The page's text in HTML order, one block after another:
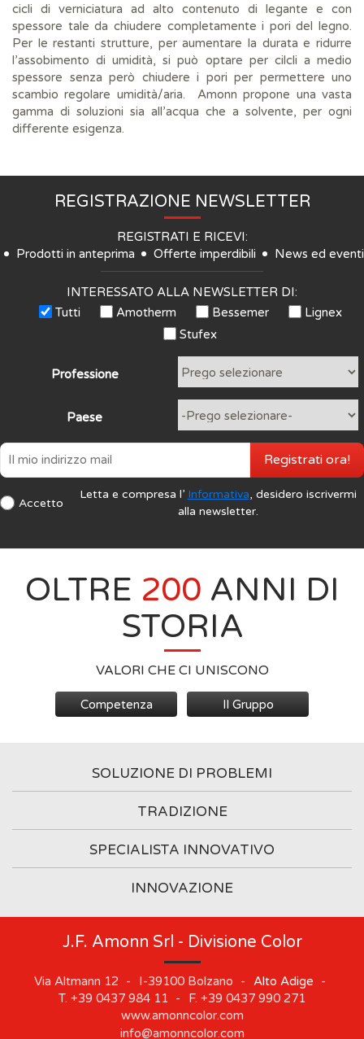
cicli di verniciatura ad alto contenuto di legante e con
spessore tale da chiudere completamente i pori del legno.
Per le restanti strutture, per aumentare la durata e ridurre
l’assobimento di umidità, si può optare per cilcli a medio
spessore senza però chiudere i pori per permettere uno
scambio regolare umidità/aria. Amonn propone una vasta
gamma di soluzioni sia all’acqua che a solvente, per ogni
differente esigenza.
REGISTRAZIONE NEWSLETTER
REGISTRATI E RICEVI:
Prodotti in anteprima
Offerte imperdibili News ed eventi
INTERESSATO ALLA NEWSLETTER DI:
Tutti
Amotherm Bessemer
Lignex
Stufex
Professione
Paese
Accetto
Letta e compresa l’ Informativa, desidero iscrivermi
alla newsletter.
Registrati ora!
OLTRE 200 ANNI DI
STORIA
VALORI CHE CI UNISCONO
Competenza Il Gruppo
SOLUZIONE DI PROBLEMI
TRADIZIONE
SPECIALISTA INNOVATIVO
INNOVAZIONE
J.F. Amonn Srl - Divisione Color
Via Altmann 12 - I-39100 Bolzano - Alto Adige
-
T. +39 0437 984 11 - F. +39 0437 990 271
www.amonncolor.com
info@amonncolor.com